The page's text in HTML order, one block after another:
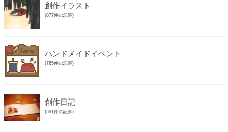
創作イラスト
(877件の記事)
ハンドメイドイベント
(765件の記事)
創作日記
(591件の記事)